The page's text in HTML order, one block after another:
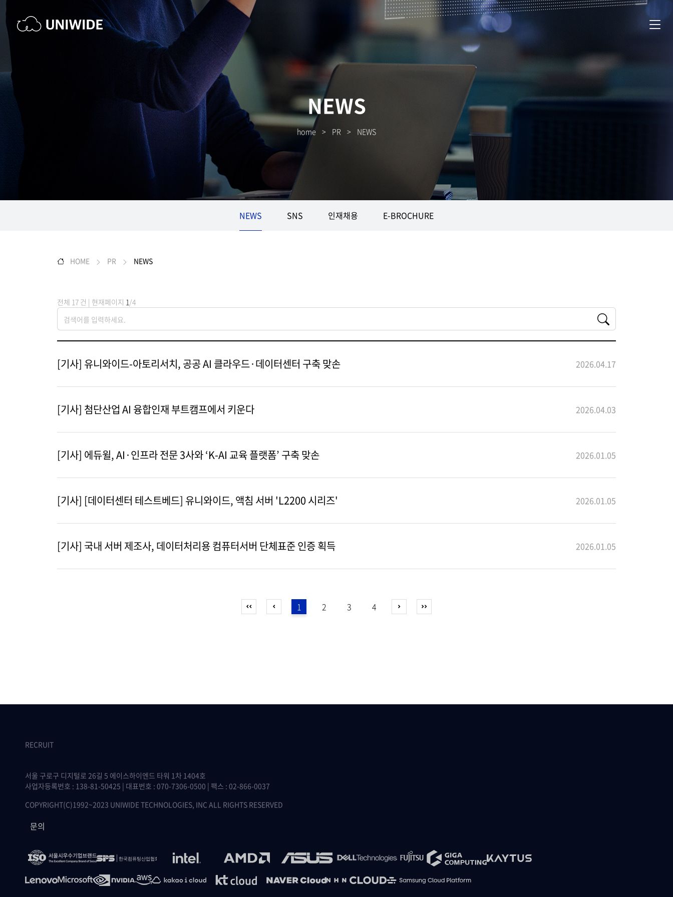
NEWS
home > PR > NEWS
NEWS SNS 인재채용 E-BROCHURE
HOME PR NEWS
전체 17 건 | 현재페이지 1/4
[기사] 유니와이드-아토리서치, 공공 AI 클라우드·데이터센터 구축 맞손 2026.04.17
[기사] 첨단산업 AI 융합인재 부트캠프에서 키운다 2026.04.03
[기사] 에듀윌, AI·인프라 전문 3사와 ‘K-AI 교육 플랫폼’ 구축 맞손 2026.01.05
[기사] [데이터센터 테스트베드] 유니와이드, 액침 서버 'L2200 시리즈' 2026.01.05
[기사] 국내 서버 제조사, 데이터처리용 컴퓨터서버 단체표준 인증 획득 2026.01.05
1 2 3 4
RECRUIT
서울 구로구 디지털로 26길 5 에이스하이엔드 타워 1차 1404호
사업자등록번호 : 138-81-50425 | 대표번호 : 070-7306-0500 | 팩스 : 02-866-0037
COPYRIGHT(C)1992~2023 UNIWIDE TECHNOLOGIES, INC ALL RIGHTS RESERVED
문의